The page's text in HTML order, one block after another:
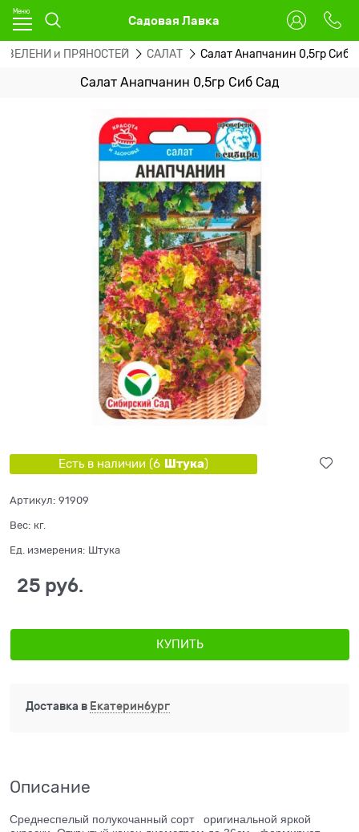
Садовая Лавка
ЗЕЛЕНИ и ПРЯНОСТЕЙ САЛАТ Салат Анапчанин 0,5гр Сиб
Салат Анапчанин 0,5гр Сиб Сад
Есть в наличии (6 Штука)
Артикул: 91909
Вес: кг.
Ед. измерения: Штука
25 руб.
КУПИТЬ
Доставка в Екатеринбург
Описание
Среднеспелый полукочанный сорт оригинальной яркой